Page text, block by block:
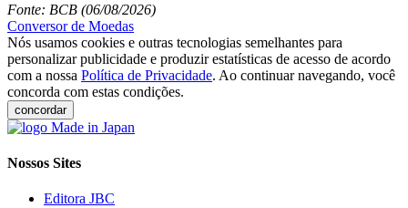
Fonte: BCB (06/08/2026)
Conversor de Moedas
Nós usamos cookies e outras tecnologias semelhantes para
personalizar publicidade e produzir estatísticas de acesso de acordo
com a nossa Política de Privacidade. Ao continuar navegando, você
concorda com estas condições.
concordar
Nossos Sites
Editora JBC